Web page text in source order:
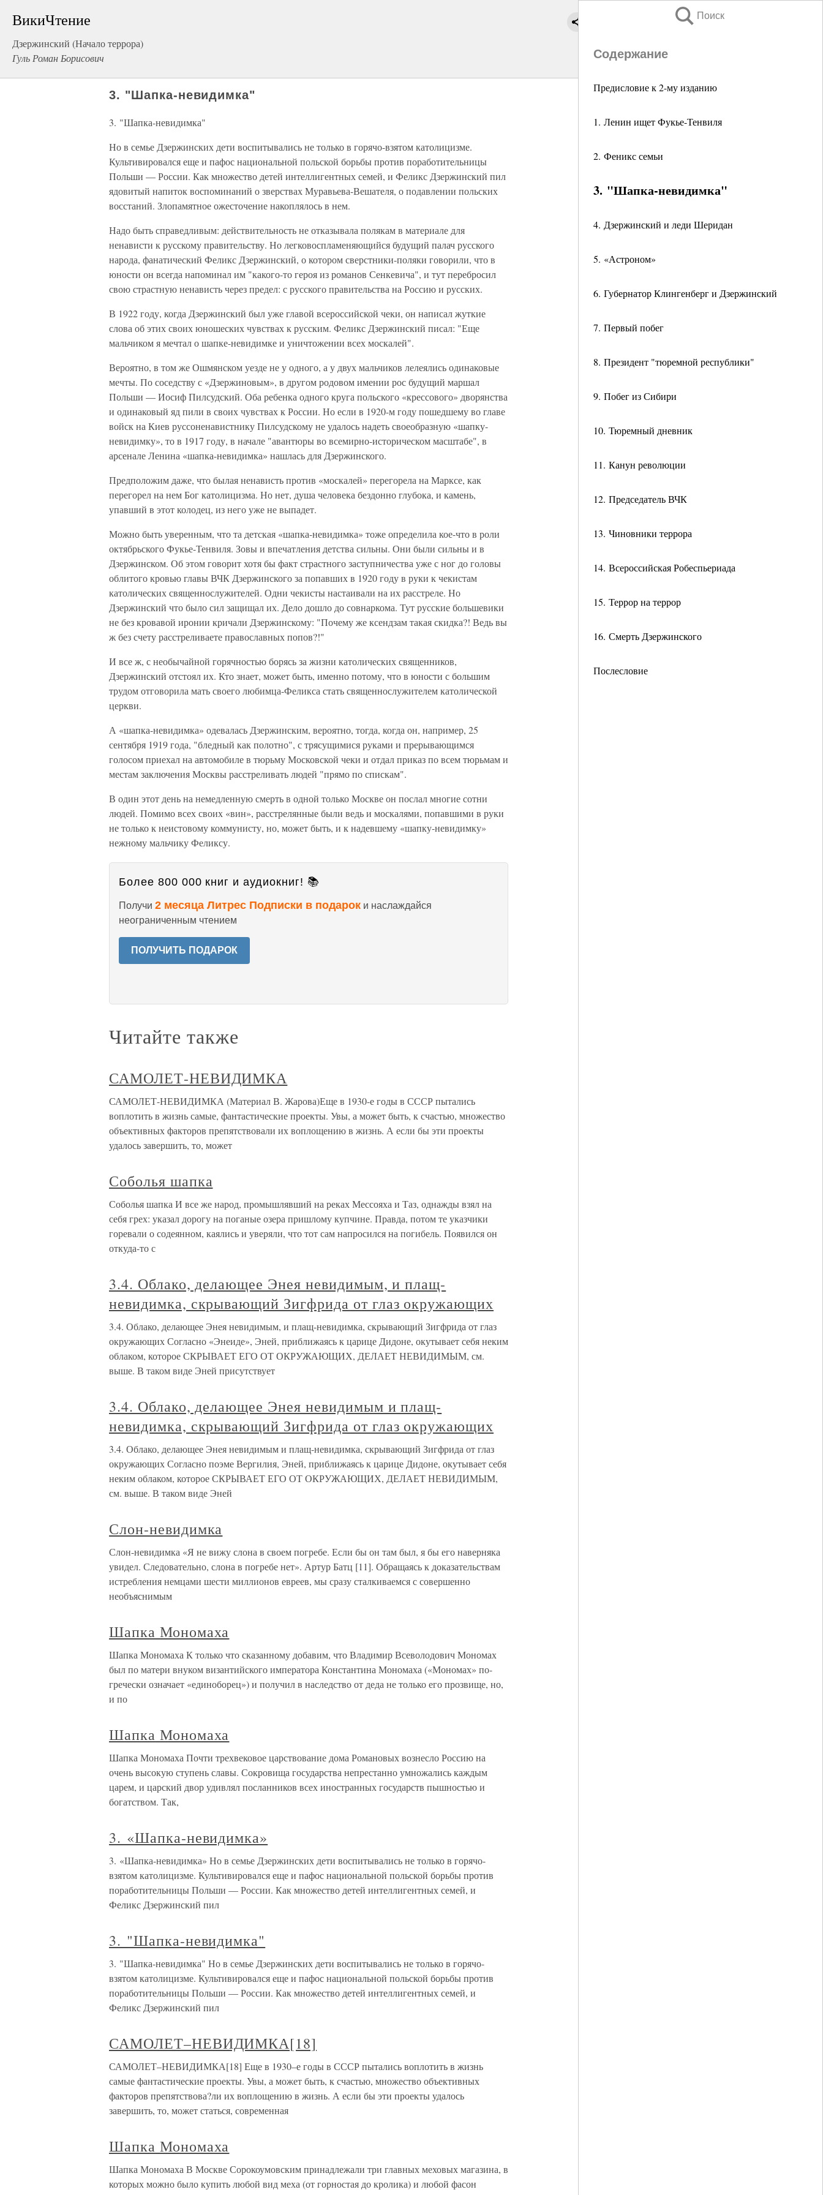
ВикиЧтение
Дзержинский (Начало террора)
Гуль Роман Борисович
Поиск
Содержание
Предисловие к 2-му изданию
1. Ленин ищет Фукье-Тенвиля
2. Феникс семьи
3. "Шапка-невидимка"
4. Дзержинский и леди Шеридан
5. «Астроном»
6. Губернатор Клингенберг и Дзержинский
7. Первый побег
8. Президент "тюремной республики"
9. Побег из Сибири
10. Тюремный дневник
11. Канун революции
12. Председатель ВЧК
13. Чиновники террора
14. Всероссийская Робеспьериада
15. Террор на террор
16. Смерть Дзержинского
Послесловие
3. "Шапка-невидимка"
3. "Шапка-невидимка"
Но в семье Дзержинских дети воспитывались не только в горячо-взятом католицизме.
Культивировался еще и пафос национальной польской борьбы против поработительницы
Польши — России. Как множество детей интеллигентных семей, и Феликс Дзержинский пил
ядовитый напиток воспоминаний о зверствах Муравьева-Вешателя, о подавлении польских
восстаний. Злопамятное ожесточение накоплялось в нем.
Надо быть справедливым: действительность не отказывала полякам в материале для
ненависти к русскому правительству. Но легковоспламеняющийся будущий палач русского
народа, фанатический Феликс Дзержинский, о котором сверстники-поляки говорили, что в
юности он всегда напоминал им "какого-то героя из романов Сенкевича", и тут перебросил
свою страстную ненависть через предел: с русского правительства на Россию и русских.
В 1922 году, когда Дзержинский был уже главой всероссийской чеки, он написал жуткие
слова об этих своих юношеских чувствах к русским. Феликс Дзержинский писал: "Еще
мальчиком я мечтал о шапке-невидимке и уничтожении всех москалей".
Вероятно, в том же Ошмянском уезде не у одного, а у двух мальчиков лелеялись одинаковые
мечты. По соседству с «Дзержиновым», в другом родовом имении рос будущий маршал
Польши — Иосиф Пилсудский. Оба ребенка одного круга польского «крессового» дворянства
и одинаковый яд пили в своих чувствах к России. Но если в 1920-м году пошедшему во главе
войск на Киев руссоненавистнику Пилсудскому не удалось надеть своеобразную «шапку-
невидимку», то в 1917 году, в начале "авантюры во всемирно-историческом масштабе", в
арсенале Ленина «шапка-невидимка» нашлась для Дзержинского.
Предположим даже, что былая ненависть против «москалей» перегорела на Марксе, как
перегорел на нем Бог католицизма. Но нет, душа человека бездонно глубока, и камень,
упавший в этот колодец, из него уже не выпадет.
Можно быть уверенным, что та детская «шапка-невидимка» тоже определила кое-что в роли
октябрьского Фукье-Тенвиля. Зовы и впечатления детства сильны. Они были сильны и в
Дзержинском. Об этом говорит хотя бы факт страстного заступничества уже с ног до головы
облитого кровью главы ВЧК Дзержинского за попавших в 1920 году в руки к чекистам
католических священнослужителей. Одни чекисты настаивали на их расстреле. Но
Дзержинский что было сил защищал их. Дело дошло до совнаркома. Тут русские большевики
не без кровавой иронии кричали Дзержинскому: "Почему же ксендзам такая скидка?! Ведь вы
ж без счету расстреливаете православных попов?!"
И все ж, с необычайной горячностью борясь за жизни католических священников,
Дзержинский отстоял их. Кто знает, может быть, именно потому, что в юности с большим
трудом отговорила мать своего любимца-Феликса стать священнослужителем католической
церкви.
А «шапка-невидимка» одевалась Дзержинским, вероятно, тогда, когда он, например, 25
сентября 1919 года, "бледный как полотно", с трясущимися руками и прерывающимся
голосом приехал на автомобиле в тюрьму Московской чеки и отдал приказ по всем тюрьмам и
местам заключения Москвы расстреливать людей "прямо по спискам".
В один этот день на немедленную смерть в одной только Москве он послал многие сотни
людей. Помимо всех своих «вин», расстрелянные были ведь и москалями, попавшими в руки
не только к неистовому коммунисту, но, может быть, и к надевшему «шапку-невидимку»
нежному мальчику Феликсу.
Более 800 000 книг и аудиокниг! 📚
Получи 2 месяца Литрес Подписки в подарок и наслаждайся
неограниченным чтением
ПОЛУЧИТЬ ПОДАРОК
Читайте также
САМОЛЕТ-НЕВИДИМКА
САМОЛЕТ-НЕВИДИМКА (Материал В. Жарова)Еще в 1930-е годы в СССР пытались
воплотить в жизнь самые, фантастические проекты. Увы, а может быть, к счастью, множество
объективных факторов препятствовали их воплощению в жизнь. А если бы эти проекты
удалось завершить, то, может
Соболья шапка
Соболья шапка И все же народ, промышлявший на реках Мессояха и Таз, однажды взял на
себя грех: указал дорогу на поганые озера пришлому купчине. Правда, потом те указчики
горевали о содеянном, каялись и уверяли, что тот сам напросился на погибель. Появился он
откуда-то с
3.4. Облако, делающее Энея невидимым, и плащ-
невидимка, скрывающий Зигфрида от глаз окружающих
3.4. Облако, делающее Энея невидимым, и плащ-невидимка, скрывающий Зигфрида от глаз
окружающих Согласно «Энеиде», Эней, приближаясь к царице Дидоне, окутывает себя неким
облаком, которое СКРЫВАЕТ ЕГО ОТ ОКРУЖАЮЩИХ, ДЕЛАЕТ НЕВИДИМЫМ, см.
выше. В таком виде Эней присутствует
3.4. Облако, делающее Энея невидимым и плащ-
невидимка, скрывающий Зигфрида от глаз окружающих
3.4. Облако, делающее Энея невидимым и плащ-невидимка, скрывающий Зигфрида от глаз
окружающих Согласно поэме Вергилия, Эней, приближаясь к царице Дидоне, окутывает себя
неким облаком, которое СКРЫВАЕТ ЕГО ОТ ОКРУЖАЮЩИХ, ДЕЛАЕТ НЕВИДИМЫМ,
см. выше. В таком виде Эней
Слон-невидимка
Слон-невидимка «Я не вижу слона в своем погребе. Если бы он там был, я бы его наверняка
увидел. Следовательно, слона в погребе нет». Артур Батц [11]. Обращаясь к доказательствам
истребления немцами шести миллионов евреев, мы сразу сталкиваемся с совершенно
необъяснимым
Шапка Мономаха
Шапка Мономаха К только что сказанному добавим, что Владимир Всеволодович Мономах
был по матери внуком византийского императора Константина Мономаха («Мономах» по-
гречески означает «единоборец») и получил в наследство от деда не только его прозвище, но,
и по
Шапка Мономаха
Шапка Мономаха Почти трехвековое царствование дома Романовых вознесло Россию на
очень высокую ступень славы. Сокровища государства непрестанно умножались каждым
царем, и царский двор удивлял посланников всех иностранных государств пышностью и
богатством. Так,
3. «Шапка-невидимка»
3. «Шапка-невидимка» Но в семье Дзержинских дети воспитывались не только в горячо-
взятом католицизме. Культивировался еще и пафос национальной польской борьбы против
поработительницы Польши — России. Как множество детей интеллигентных семей, и
Феликс Дзержинский пил
3. "Шапка-невидимка"
3. "Шапка-невидимка" Но в семье Дзержинских дети воспитывались не только в горячо-
взятом католицизме. Культивировался еще и пафос национальной польской борьбы против
поработительницы Польши — России. Как множество детей интеллигентных семей, и
Феликс Дзержинский пил
САМОЛЕТ–НЕВИДИМКА[18]
САМОЛЕТ–НЕВИДИМКА[18] Еще в 1930–е годы в СССР пытались воплотить в жизнь
самые фантастические проекты. Увы, а может быть, к счастью, множество объективных
факторов препятствова?ли их воплощению в жизнь. А если бы эти проекты удалось
завершить, то, может статься, современная
Шапка Мономаха
Шапка Мономаха В Москве Сорокоумовским принадлежали три главных меховых магазина, в
которых можно было купить любой вид меха (от горностая до кролика) и любой фасон